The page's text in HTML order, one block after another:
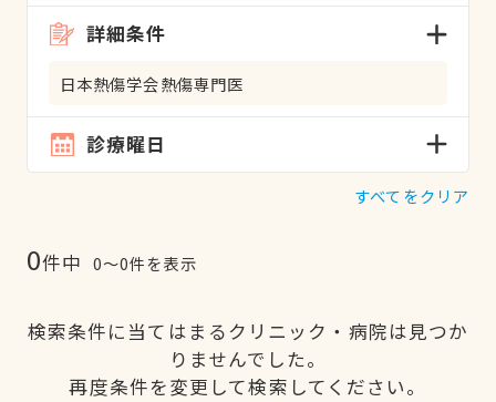
詳細条件
日本熱傷学会熱傷専門医
診療曜日
すべてをクリア
0件中 0〜0件を表示
検索条件に当てはまるクリニック・病院は見つか
りませんでした。
再度条件を変更して検索してください。